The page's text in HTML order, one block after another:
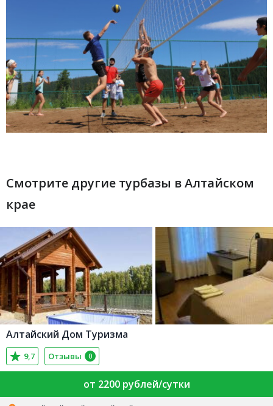
Смотрите другие турбазы в Алтайском
крае
Алтайский Дом Туризма
9,7 Отзывы 0
от 2200 рублей/сутки